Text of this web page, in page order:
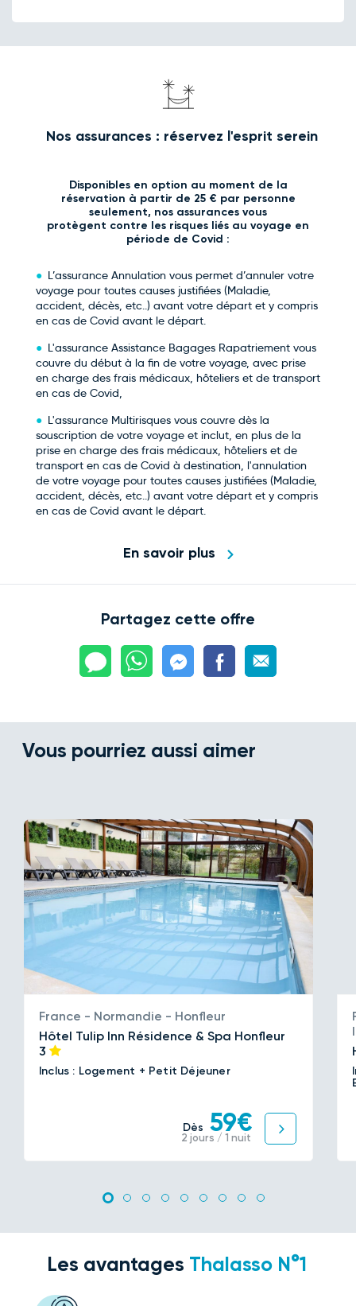
Nos assurances : réservez l'esprit serein
Disponibles en option au moment de la
réservation à partir de 25 € par personne
seulement, nos assurances vous
protègent contre les risques liés au voyage en
période de Covid :
L’assurance Annulation vous permet d’annuler votre
voyage pour toutes causes justifiées (Maladie,
accident, décès, etc..) avant votre départ et y compris
en cas de Covid avant le départ.
L'assurance Assistance Bagages Rapatriement vous
couvre du début à la fin de votre voyage, avec prise
en charge des frais médicaux, hôteliers et de transport
en cas de Covid,
L'assurance Multirisques vous couvre dès la
souscription de votre voyage et inclut, en plus de la
prise en charge des frais médicaux, hôteliers et de
transport en cas de Covid à destination, l'annulation
de votre voyage pour toutes causes justifiées (Maladie,
accident, décès, etc..) avant votre départ et y compris
en cas de Covid avant le départ.
En savoir plus
Partagez cette offre
Vous pourriez aussi aimer
France - Normandie - Honfleur
Hôtel Tulip Inn Résidence & Spa Honfleur
3
Inclus : Logement + Petit Déjeuner
Dès 59€
2 jours / 1 nuit
Les avantages Thalasso N°1